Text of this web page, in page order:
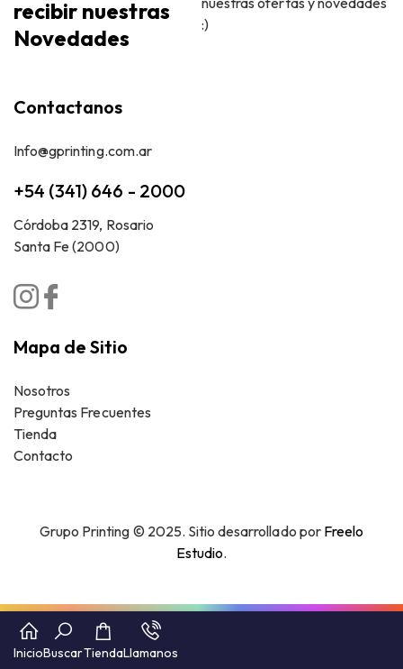
recibir nuestras
Novedades
:)
Contactanos
Info@gprinting.com.ar
+54 (341) 646 - 2000
Córdoba 2319, Rosario
Santa Fe (2000)
Mapa de Sitio
Nosotros
Preguntas Frecuentes
Tienda
Contacto
Grupo Printing © 2025. Sitio desarrollado por Freelo
Estudio.
InicioBuscarTiendaLlamanos